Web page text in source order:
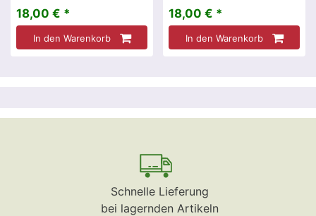
18,00 € *
In den Warenkorb
18,00 € *
In den Warenkorb
Schnelle Lieferung
bei lagernden Artikeln